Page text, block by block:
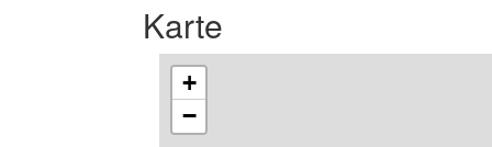
Karte
+
−